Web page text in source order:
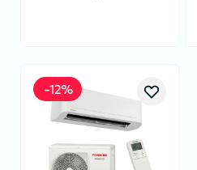
-12%